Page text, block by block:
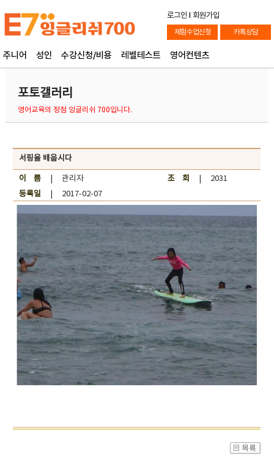
로그인 l 회원가입
체험수업신청 카톡상담
주니어 성인 수강신청/비용 레벨테스트 영어컨텐츠
포토갤러리
영어교육의 정점 잉글리쉬 700입니다.
서핑을 배웁시다
이 름| 관리자 조 회
| 2031
등록일| 2017-02-07